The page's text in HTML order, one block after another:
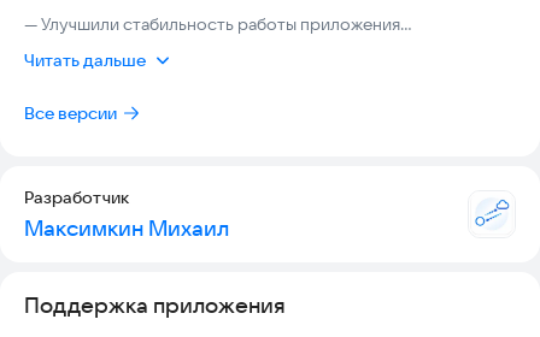
• Не хранит личные данные пользователей
• Минимальное потребление трафика и батареи
Интерфейс
светлые карточки, плавная прокрутка, понятные статусы и
компактные иконки платформ.
VKCheck полностью безопасен.
— Улучшили стабильность работы приложения
— Повысили надёжность при медленном интернете
Спасибо, что пользуетесь VkCheck 💙
Читать дальше
Все версии
Разработчик
Максимкин Михаил
Поддержка приложения